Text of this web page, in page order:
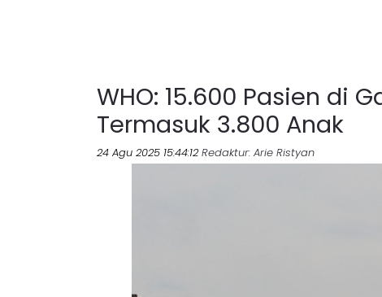
WHO: 15.600 Pasien di
Termasuk 3.800 Anak
24 Agu 2025 15:44:12 Redaktur: Arie Ristyan